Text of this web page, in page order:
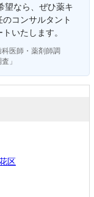
望なら、ぜひ薬キ
コンサルタント
いたします。
医師・薬剤師調
」
区